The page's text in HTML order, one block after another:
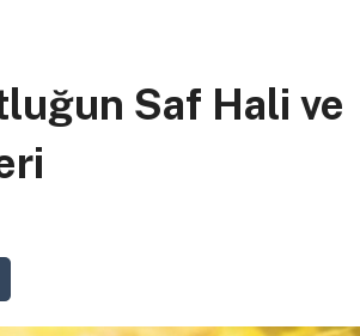
Saf Hali ve